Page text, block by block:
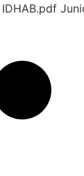
IDHAB.pdf